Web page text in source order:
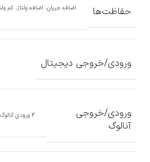
حفاظت‌ها
اضافه جریان، اضافه ولتاژ، کم
ورودی/خروجی دیجیتال
ورودی/خروجی
آنالوگ